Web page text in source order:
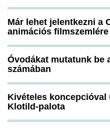
Már lehet jelentkezni a
animációs filmszemlére
Óvodákat mutatunk be
számában
Kivételes koncepcióval
Klotild-palota